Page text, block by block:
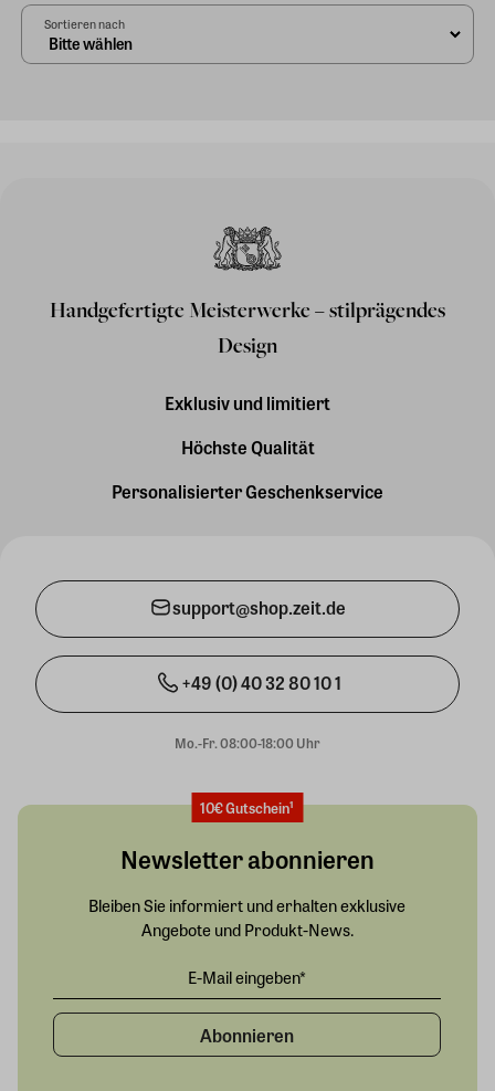
Sortieren nach
Handgefertigte Meisterwerke – stilprägendes
Design
Exklusiv und limitiert
Höchste Qualität
Personalisierter Geschenkservice
support@shop.zeit.de
+49 (0) 40 32 80 10 1
Mo.-Fr. 08:00-18:00 Uhr
10€ Gutschein¹
Newsletter abonnieren
Bleiben Sie informiert und erhalten exklusive
Angebote und Produkt-News.
Abonnieren